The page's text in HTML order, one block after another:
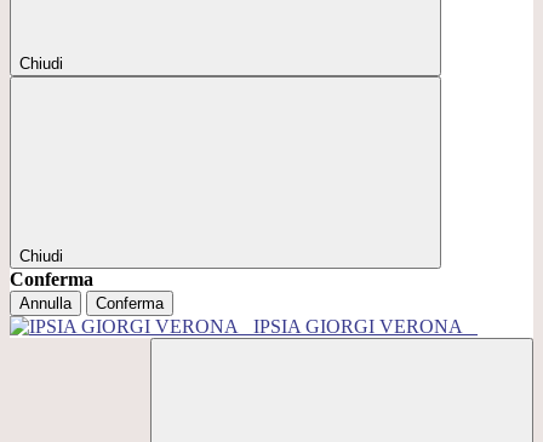
Chiudi
Chiudi
Conferma
Annulla Conferma
IPSIA GIORGI VERONA